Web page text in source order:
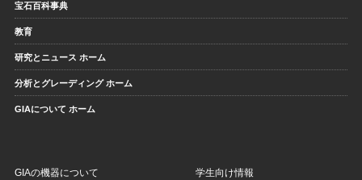
宝石百科事典
教育
研究とニュース ホーム
分析とグレーディング ホーム
GIAについて ホーム
GIAの機器について 学生向け情報